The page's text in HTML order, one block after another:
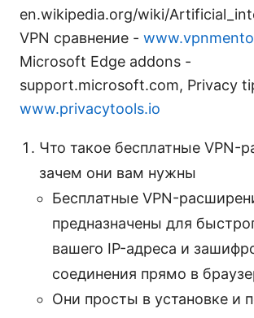
en.wikipedia.org/wiki/
VPN сравнение -
Microsoft Edge addons -
support.microsoft.com, Privacy
www.privacytools.io
Что такое бесплатные VPN-
зачем они вам нужны
Бесплатные VPN-
предназначены для
вашего IP-адреса и
соединения прямо в
Они просты в установке и